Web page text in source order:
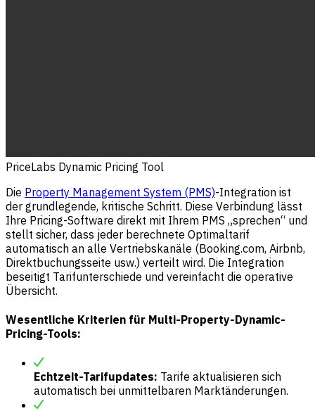
PriceLabs Dynamic Pricing Tool
Die Property Management System (PMS)-Integration ist
der grundlegende, kritische Schritt. Diese Verbindung lässt
Ihre Pricing-Software direkt mit Ihrem PMS „sprechen“ und
stellt sicher, dass jeder berechnete Optimaltarif
automatisch an alle Vertriebskanäle (Booking.com, Airbnb,
Direktbuchungsseite usw.) verteilt wird. Die Integration
beseitigt Tarifunterschiede und vereinfacht die operative
Übersicht.
Wesentliche Kriterien für Multi-Property-Dynamic-
Pricing-Tools:
Echtzeit-Tarifupdates: Tarife aktualisieren sich
automatisch bei unmittelbaren Marktänderungen.